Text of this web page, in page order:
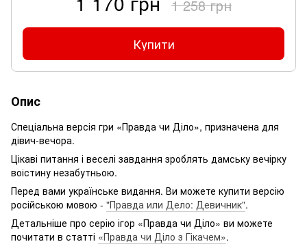
1 258 грн
Купити
Опис
Спеціальна версія гри «Правда чи Діло», призначена для
дівич-вечора.
Цікаві питання і веселі завдання зроблять дамську вечірку
воістину незабутньою.
Перед вами українське видання. Ви можете купити версію
російською мовою - "Правда или Дело: Девичник".
Детальніше про серію ігор «Правда чи Діло» ви можете
почитати в статті «Правда чи Діло з Гікачем».